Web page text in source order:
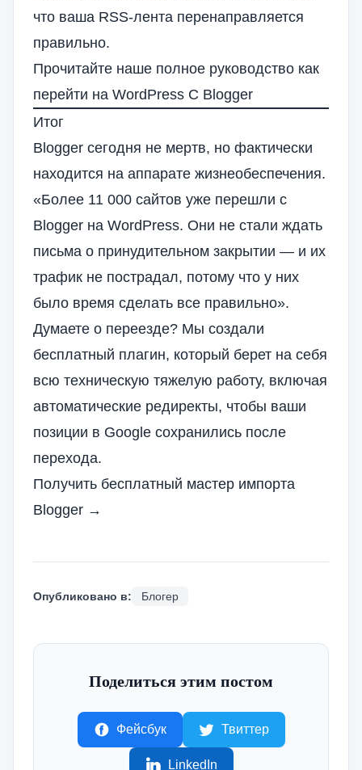
что ваша RSS-лента перенаправляется
правильно.
Прочитайте наше полное руководство как
перейти на WordPress С Blogger
Итог
Blogger сегодня не мертв, но фактически
находится на аппарате жизнеобеспечения.
«Более 11 000 сайтов уже перешли с
Blogger на WordPress. Они не стали ждать
письма о принудительном закрытии — и их
трафик не пострадал, потому что у них
было время сделать все правильно».
Думаете о переезде? Мы создали
бесплатный плагин, который берет на себя
всю техническую тяжелую работу, включая
автоматические редиректы, чтобы ваши
позиции в Google сохранились после
перехода.
Получить бесплатный мастер импорта
Blogger →
Опубликовано в: Блогер
Поделиться этим постом
Фейсбук Твиттер
LinkedIn